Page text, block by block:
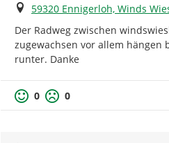
Ort
59320 Ennigerloh, Winds
Der Radweg zwischen
zugewachsen vor allem hängen
runter. Danke
0 0